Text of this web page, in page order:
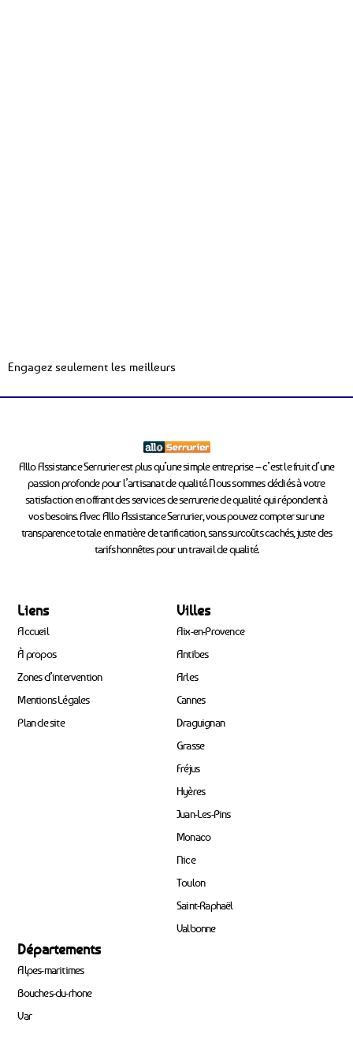
Engagez seulement les meilleurs
Allo Assistance Serrurier est plus qu’une simple entreprise – c’est le fruit d’une
passion profonde pour l’artisanat de qualité. Nous sommes dédiés à votre
satisfaction en offrant des services de serrurerie de qualité qui répondent à
vos besoins. Avec Allo Assistance Serrurier, vous pouvez compter sur une
transparence totale en matière de tarification, sans surcoûts cachés, juste des
tarifs honnêtes pour un travail de qualité.
Liens
Accueil
À propos
Zones d’intervention
Mentions Légales
Plan de site
Villes
Aix-en-Provence
Antibes
Arles
Cannes
Draguignan
Grasse
Fréjus
Hyères
Juan-Les-Pins
Monaco
Nice
Toulon
Saint-Raphaël
Valbonne
Départements
Alpes-maritimes
Bouches-du-rhone
Var